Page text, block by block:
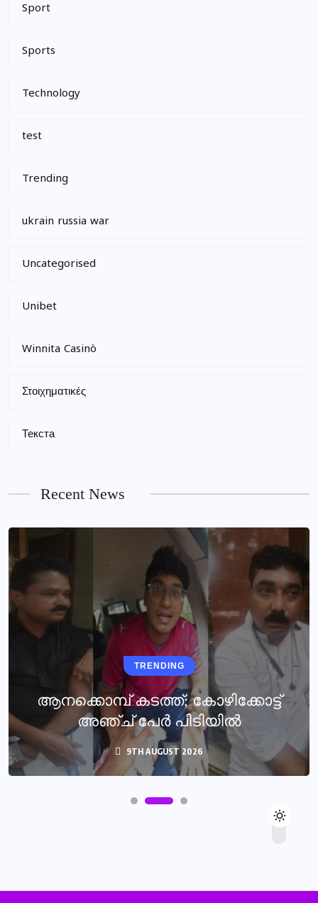
Sport
Sports
Technology
test
Trending
ukrain russia war
Uncategorised
Unibet
Winnita Casinò
Στοιχηματικές
Текста
Recent News
TRENDING
ആനക്കൊമ്പ് കടത്ത്; കോഴിക്കോട്ട്
അഞ്ച് പേർ പിടിയിൽ
9TH AUGUST 2026